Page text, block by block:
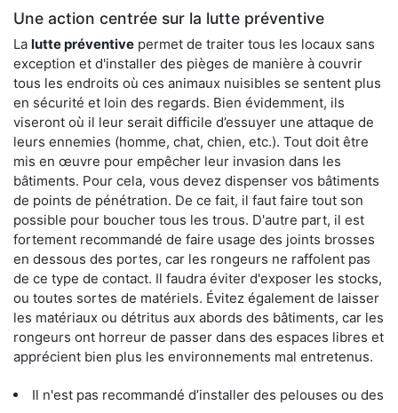
Une action centrée sur la lutte préventive
La lutte préventive permet de traiter tous les locaux sans
exception et d'installer des pièges de manière à couvrir
tous les endroits où ces animaux nuisibles se sentent plus
en sécurité et loin des regards. Bien évidemment, ils
viseront où il leur serait difficile d’essuyer une attaque de
leurs ennemies (homme, chat, chien, etc.). Tout doit être
mis en œuvre pour empêcher leur invasion dans les
bâtiments. Pour cela, vous devez dispenser vos bâtiments
de points de pénétration. De ce fait, il faut faire tout son
possible pour boucher tous les trous. D'autre part, il est
fortement recommandé de faire usage des joints brosses
en dessous des portes, car les rongeurs ne raffolent pas
de ce type de contact. Il faudra éviter d'exposer les stocks,
ou toutes sortes de matériels. Évitez également de laisser
les matériaux ou détritus aux abords des bâtiments, car les
rongeurs ont horreur de passer dans des espaces libres et
apprécient bien plus les environnements mal entretenus.
Il n'est pas recommandé d’installer des pelouses ou des